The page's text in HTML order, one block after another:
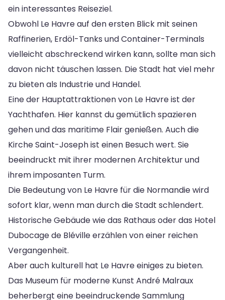
ein interessantes Reiseziel.
Obwohl Le Havre auf den ersten Blick mit seinen
Raffinerien, Erdöl-Tanks und Container-Terminals
vielleicht abschreckend wirken kann, sollte man sich
davon nicht täuschen lassen. Die Stadt hat viel mehr
zu bieten als Industrie und Handel.
Eine der Hauptattraktionen von Le Havre ist der
Yachthafen. Hier kannst du gemütlich spazieren
gehen und das maritime Flair genießen. Auch die
Kirche Saint-Joseph ist einen Besuch wert. Sie
beeindruckt mit ihrer modernen Architektur und
ihrem imposanten Turm.
Die Bedeutung von Le Havre für die Normandie wird
sofort klar, wenn man durch die Stadt schlendert.
Historische Gebäude wie das Rathaus oder das Hotel
Dubocage de Bléville erzählen von einer reichen
Vergangenheit.
Aber auch kulturell hat Le Havre einiges zu bieten.
Das Museum für moderne Kunst André Malraux
beherbergt eine beeindruckende Sammlung